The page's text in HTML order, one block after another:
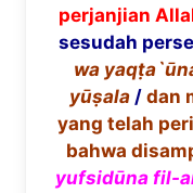
perjanjian
sesudah
wa yaqṭa`ū
yūṣala/ dan
yang telah
bahwa
yufsidūna fil-